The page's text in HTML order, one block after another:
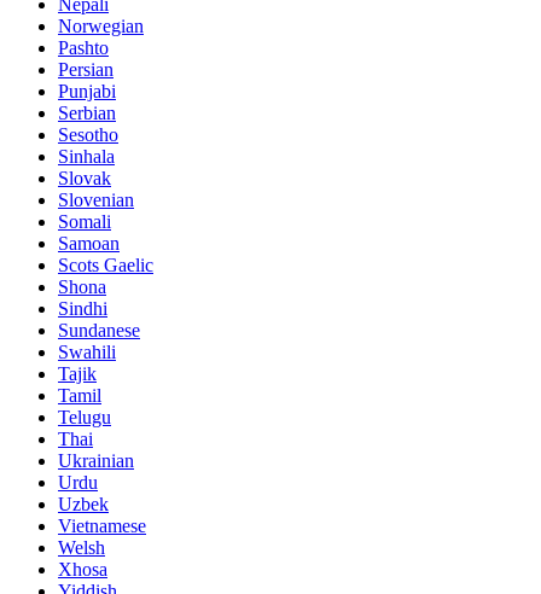
Norwegian
Pashto
Persian
Punjabi
Serbian
Sesotho
Sinhala
Slovak
Slovenian
Somali
Samoan
Scots Gaelic
Shona
Sindhi
Sundanese
Swahili
Tajik
Tamil
Telugu
Thai
Ukrainian
Urdu
Uzbek
Vietnamese
Welsh
Xhosa